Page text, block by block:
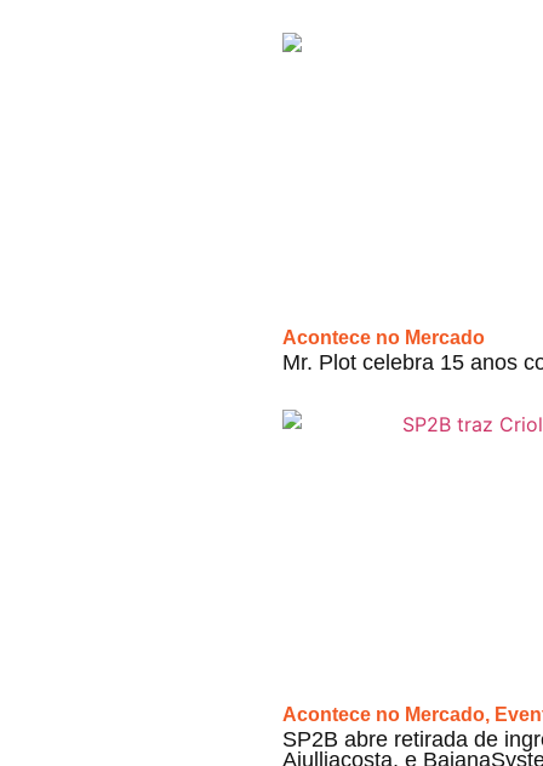
Acontece no Mercado
Mr. Plot celebra 15 anos
Acontece no Mercado,
SP2B abre retirada de
Ajulliacosta, e